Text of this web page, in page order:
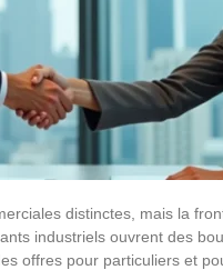
distinctes, mais la
industriels ouvrent des
offres pour particuliers et